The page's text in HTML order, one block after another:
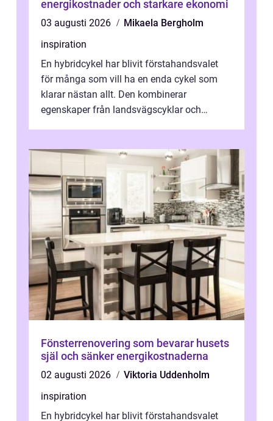
energikostnader och starkare ekonomi
03 augusti 2026
Mikaela Bergholm
inspiration
En hybridcykel har blivit förstahandsvalet
för många som vill ha en enda cykel som
klarar nästan allt. Den kombinerar
egenskaper från landsvägscyklar och
Fönsterrenovering som bevarar husets
själ och sänker energikostnaderna
02 augusti 2026
Viktoria Uddenholm
inspiration
En hybridcykel har blivit förstahandsvalet